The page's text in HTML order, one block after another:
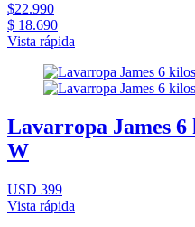
$22.990
$ 18.690
Vista rápida
Lavarropa James
W
USD 399
Vista rápida